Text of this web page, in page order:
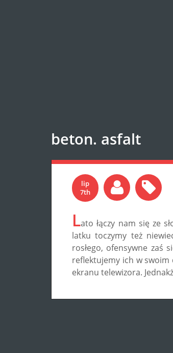
beton. asfalt
lip
7th
Lato łączy nam się ze
latku toczymy też
rosłego, ofensywne zaś
reflektujemy ich w swoim
ekranu telewizora.